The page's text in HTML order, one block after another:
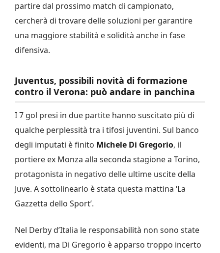
partire dal prossimo match di campionato,
cercherà di trovare delle soluzioni per garantire
una maggiore stabilità e solidità anche in fase
difensiva.
Juventus, possibili novità di formazione
contro il Verona: può andare in panchina
I 7 gol presi in due partite hanno suscitato più di
qualche perplessità tra i tifosi juventini. Sul banco
degli imputati è finito Michele Di Gregorio, il
portiere ex Monza alla seconda stagione a Torino,
protagonista in negativo delle ultime uscite della
Juve. A sottolinearlo è stata questa mattina ‘La
Gazzetta dello Sport’.
Nel Derby d’Italia le responsabilità non sono state
evidenti, ma Di Gregorio è apparso troppo incerto